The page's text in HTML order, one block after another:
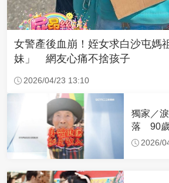
女警產後血崩！姪女求白沙屯媽
妹」 網友心痛不捨孩子
2026/04/23 13:10
獨家／
落 90歲
幕2026/